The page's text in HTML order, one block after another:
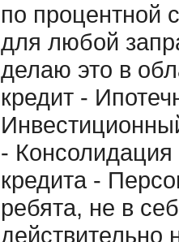
по процентной
для любой
делаю это в
кредит -
-
кредита -
ребята, не в
действительно